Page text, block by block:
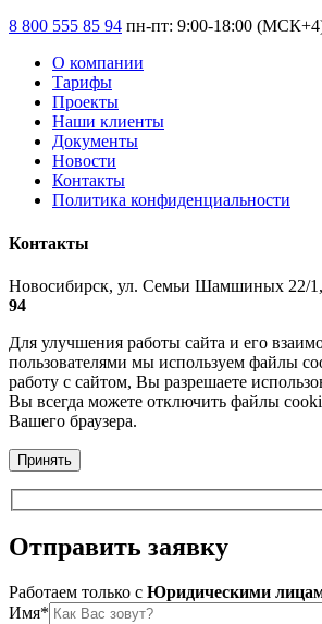
8 800 555 85 94 пн-пт: 9:00-18:00
О компании
Тарифы
Проекты
Наши клиенты
Документы
Новости
Контакты
Политика конфиденциальности
Контакты
Новосибирск, ул. Семьи Шамшиных 22/1,
94
Для улучшения работы сайта и его
пользователями мы используем файлы
работу с сайтом, Вы разрешаете
Вы всегда можете отключить файлы
Вашего браузера.
Принять
Отправить заявку
Работаем только c Юридическими
Имя*